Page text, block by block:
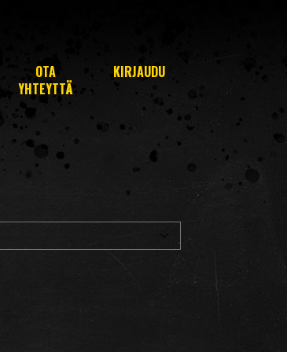
OTA
YHTEYTTÄ
KIRJAUDU